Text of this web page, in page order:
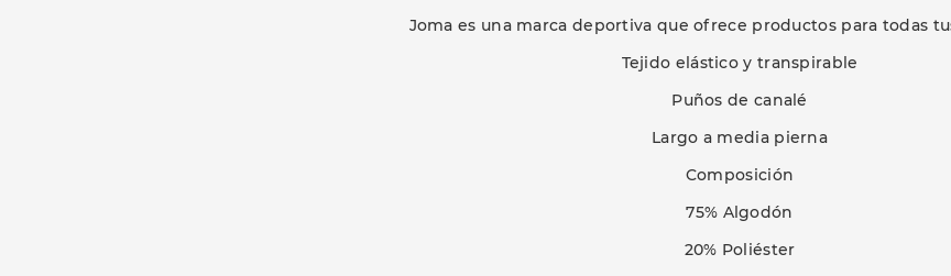
Joma es una marca deportiva que ofrece productos para todas
Tejido elástico y transpirable
Puños de canalé
Largo a media pierna
Composición
75% Algodón
20% Poliéster